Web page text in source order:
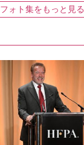
フォト集をもっと見る